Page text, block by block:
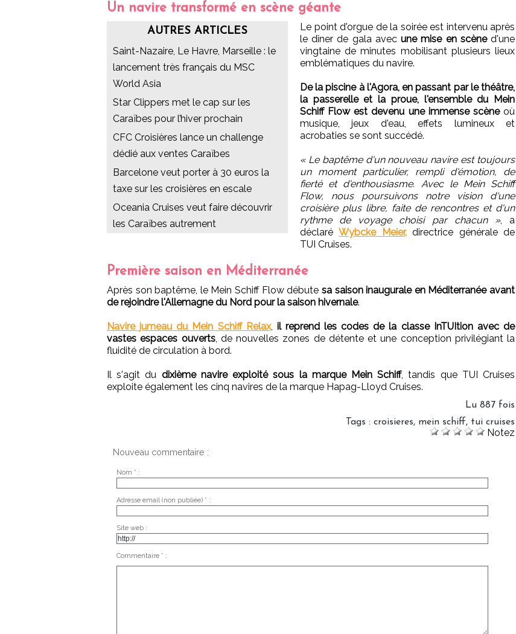
Un navire transformé en scène géante
AUTRES ARTICLES
Saint-Nazaire, Le Havre, Marseille : le
lancement très français du MSC
World Asia
Star Clippers met le cap sur les
Caraïbes pour l’hiver prochain
CFC Croisières lance un challenge
dédié aux ventes Caraïbes
Barcelone veut porter à 30 euros la
taxe sur les croisières en escale
Oceania Cruises veut faire découvrir
les Caraïbes autrement
Le point d'orgue de la soirée est intervenu après
le dîner de gala avecune mise en scèned'une
vingtaine de minutes mobilisant plusieurs lieux
emblématiques du navire.
De la piscine à l'Agora, en passant par le théâtre,
la passerelle et la proue, l'ensemble du Mein
Schiff Flow est devenu une immense scèneoù
musique, jeux d'eau, effets lumineux et
acrobaties se sont succédé.
« Le baptême d'un nouveau navire est toujours
un moment particulier, rempli d'émotion, de
fierté et d'enthousiasme. Avec le Mein Schiff
Flow, nous poursuivons notre vision d'une
croisière plus libre, faite de rencontres et d'un
rythme de voyage choisi par chacun », a
déclaréWybcke Meier,directrice générale de
TUI Cruises.
Première saison en Méditerranée
Après son baptême, le Mein Schiff Flow débute sa saison inaugurale en Méditerranée avant
de rejoindre l'Allemagne du Nord pour la saison hivernale.
Navire jumeau du Mein Schiff Relax, il reprend les codes de la classe InTUItion avec de
vastes espaces ouverts, de nouvelles zones de détente et une conception privilégiant la
fluidité de circulation à bord.
Il s'agit du dixième navire exploité sous la marque Mein Schiff, tandis que TUI Cruises
exploite également les cinq navires de la marque Hapag-Lloyd Cruises.
Lu 887 fois
Tags : croisieres, mein schiff, tui cruises
Notez
Nouveau commentaire :
Nom * :
Adresse email (non publiée) * :
Site web :
Commentaire * :